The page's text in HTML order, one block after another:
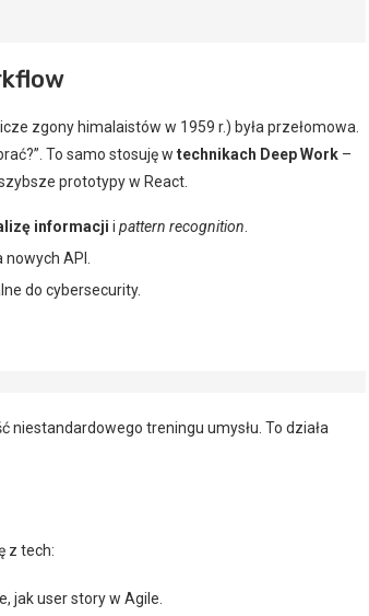
zgony himalaistów w 1959 r.) była przełomowa.
To samo stosuję w technikach Deep Work –
prototypy w React.
informacji i pattern recognition
API.
do cybersecurity.
treningu umysłu. To działa
z tech:
jak user story w Agile.